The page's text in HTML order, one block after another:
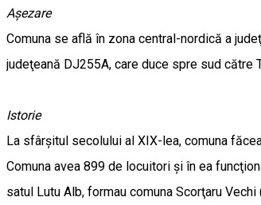
Așezare
Comuna se află în zona central-nordică a
judeţeană DJ255A, care duce spre sud către
Istorie
La sfârşitul secolului al XIX-lea, comuna
Comuna avea 899 de locuitori şi în ea
satul Lutu Alb, formau comuna Scorţaru